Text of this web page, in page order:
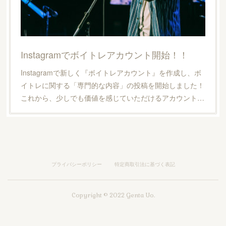
Instagramでボイトレアカウント開始！！
Instagramで新しく『ボイトレアカウント』を作成し、ボ
イトレに関する「専門的な内容」の投稿を開始しました！
これから、少しでも価値を感じていただけるアカウント…
プライバシーポリシー 特定商取引法に基づく表記
Copyright © 2022 Genta Uo.